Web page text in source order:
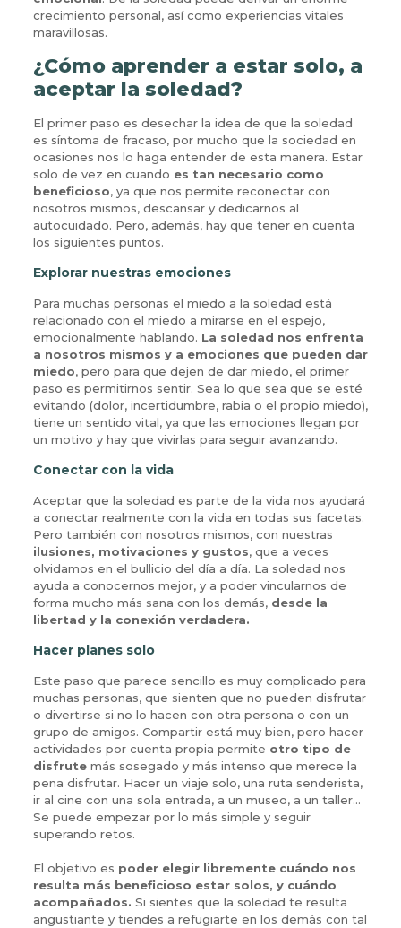
crecimiento personal, así como experiencias vitales
maravillosas.
¿Cómo aprender a estar solo, a
aceptar la soledad?
El primer paso es desechar la idea de que la soledad
es síntoma de fracaso, por mucho que la sociedad en
ocasiones nos lo haga entender de esta manera. Estar
solo de vez en cuando es tan necesario como
beneficioso, ya que nos permite reconectar con
nosotros mismos, descansar y dedicarnos al
autocuidado. Pero, además, hay que tener en cuenta
los siguientes puntos.
Explorar nuestras emociones
Para muchas personas el miedo a la soledad está
relacionado con el miedo a mirarse en el espejo,
emocionalmente hablando. La soledad nos enfrenta
a nosotros mismos y a emociones que pueden dar
miedo, pero para que dejen de dar miedo, el primer
paso es permitirnos sentir. Sea lo que sea que se esté
evitando (dolor, incertidumbre, rabia o el propio miedo),
tiene un sentido vital, ya que las emociones llegan por
un motivo y hay que vivirlas para seguir avanzando.
Conectar con la vida
Aceptar que la soledad es parte de la vida nos ayudará
a conectar realmente con la vida en todas sus facetas.
Pero también con nosotros mismos, con nuestras
ilusiones, motivaciones y gustos, que a veces
olvidamos en el bullicio del día a día. La soledad nos
ayuda a conocernos mejor, y a poder vincularnos de
forma mucho más sana con los demás, desde la
libertad y la conexión verdadera.
Hacer planes solo
Este paso que parece sencillo es muy complicado para
muchas personas, que sienten que no pueden disfrutar
o divertirse si no lo hacen con otra persona o con un
grupo de amigos. Compartir está muy bien, pero hacer
actividades por cuenta propia permite otro tipo de
disfrute más sosegado y más intenso que merece la
pena disfrutar. Hacer un viaje solo, una ruta senderista,
ir al cine con una sola entrada, a un museo, a un taller…
Se puede empezar por lo más simple y seguir
superando retos.
El objetivo es poder elegir libremente cuándo nos
resulta más beneficioso estar solos, y cuándo
acompañados. Si sientes que la soledad te resulta
angustiante y tiendes a refugiarte en los demás con tal